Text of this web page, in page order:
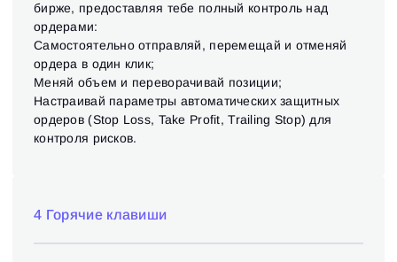
бирже, предоставляя тебе полный контроль над
ордерами:
Самостоятельно отправляй, перемещай и отменяй
ордера в один клик;
Меняй объем и переворачивай позиции;
Настраивай параметры автоматических защитных
ордеров (Stop Loss, Take Profit, Trailing Stop) для
контроля рисков.
4 Горячие клавиши